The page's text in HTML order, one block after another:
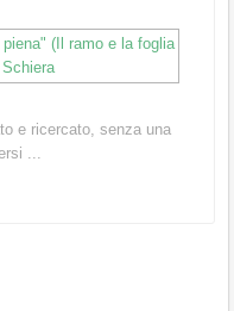
e ricercato, senza una
...